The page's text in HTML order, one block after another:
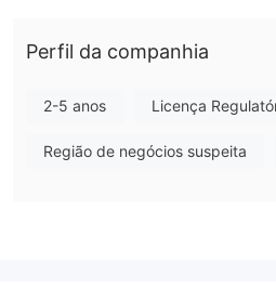
Prós e Contras
oferece diversos Instrumentos de
atendendo a diversas necessidades
Perfil da companhia
2-5 anos Licença
Região de negócios suspeita